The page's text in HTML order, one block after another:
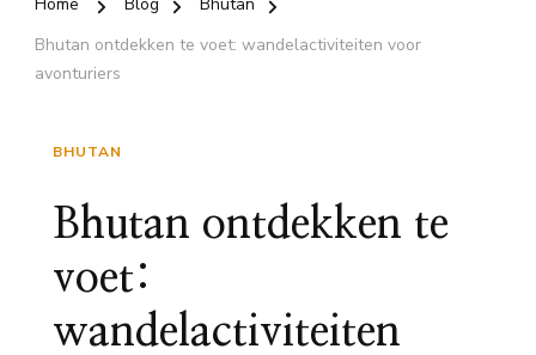
Bhutan ontdekken te voet: wandelactiviteiten voor
avonturiers
BHUTAN
Bhutan ontdekken te
voet:
wandelactiviteiten